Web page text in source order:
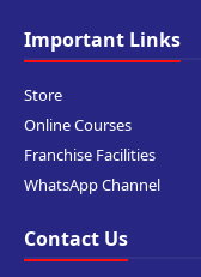
Important Links
Store
Online Courses
Franchise Facilities
WhatsApp Channel
Contact Us